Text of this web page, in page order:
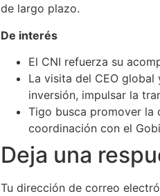
de largo plazo.
De interés
El CNI refuerza su
La visita del CEO
inversión, impulsar la
Tigo busca promover la
coordinación con el
Deja una
Tu dirección de correo